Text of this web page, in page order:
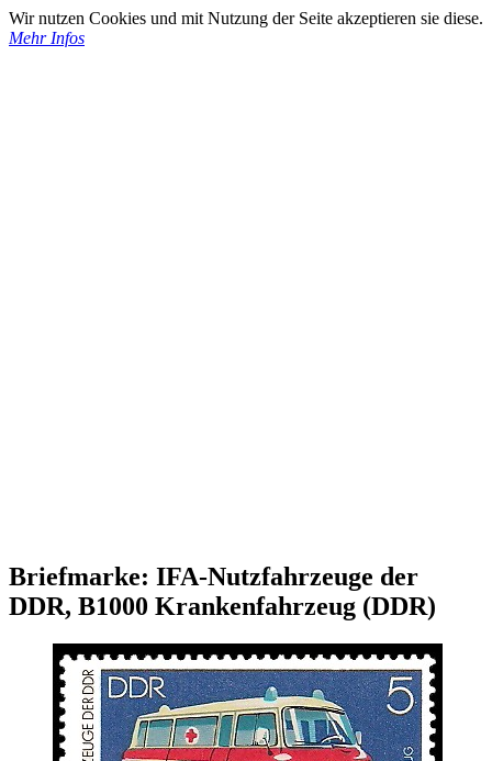
Wir nutzen Cookies und mit Nutzung der Seite akzeptieren sie diese.
Mehr Infos
Briefmarke: IFA-Nutzfahrzeuge der
DDR, B1000 Krankenfahrzeug (DDR)